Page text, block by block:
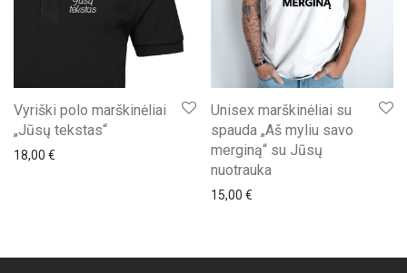
Vyriški polo marškinėliai
„Jūsų tekstas“
18,00 €
Unisex marškinėliai su
spauda „Aš myliu savo
merginą“ su Jūsų
nuotrauka
15,00 €